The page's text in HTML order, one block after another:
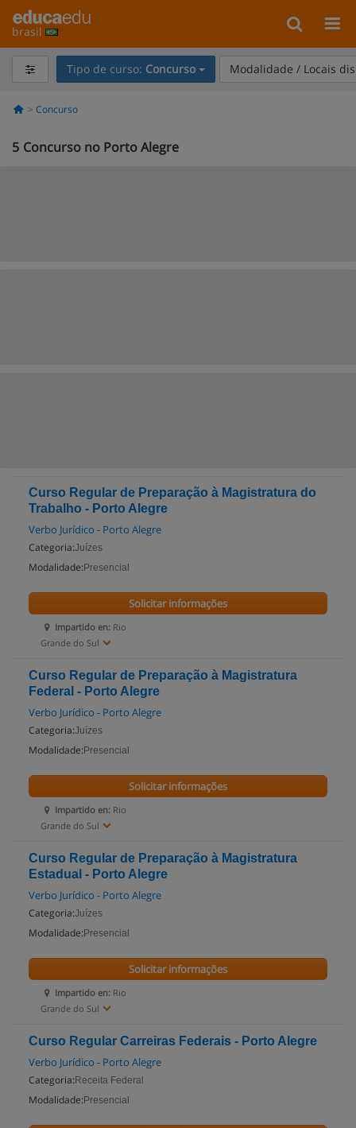
brasil
Tipo de curso: Concurso Modalidade / Locais
Concurso
5 Concurso no Porto Alegre
Curso Regular de Preparação à Magistratura do
Trabalho - Porto Alegre
Verbo Jurídico - Porto Alegre
Categoria:Juízes
Modalidade: Presencial
Impartido en: Rio
Grande do Sul
Solicitar informações
Curso Regular de Preparação à Magistratura
Federal - Porto Alegre
Verbo Jurídico - Porto Alegre
Categoria:Juízes
Modalidade: Presencial
Impartido en: Rio
Grande do Sul
Solicitar informações
Curso Regular de Preparação à Magistratura
Estadual - Porto Alegre
Verbo Jurídico - Porto Alegre
Categoria:Juízes
Modalidade: Presencial
Impartido en: Rio
Grande do Sul
Solicitar informações
Curso Regular Carreiras Federais - Porto Alegre
Verbo Jurídico - Porto Alegre
Categoria: Receita Federal
Modalidade: Presencial